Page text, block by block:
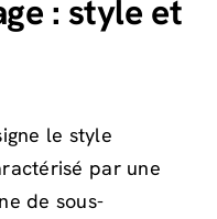
: style et
le style
par une
de sous-